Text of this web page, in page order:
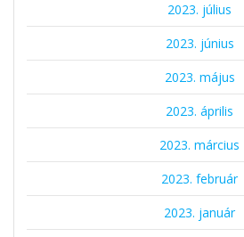
2023. július
2023. június
2023. május
2023. április
2023. március
2023. február
2023. január